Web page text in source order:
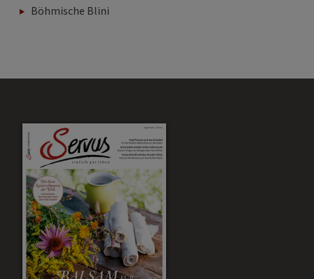
Böhmische Blini